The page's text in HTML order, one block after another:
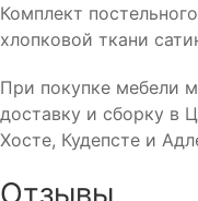
Комплект
хлопковой ткани
При покупке мебели
доставку и сборку в
Хосте, Кудепсте и
Отзывы